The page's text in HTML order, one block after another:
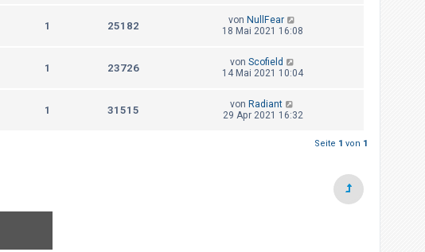
1 25182 vonNullFear
18 Mai 2021 16:08
1 23726 von Scofield
14 Mai 2021 10:04
1 31515 vonRadiant
29 Apr 2021 16:32
Seite 1 von 1